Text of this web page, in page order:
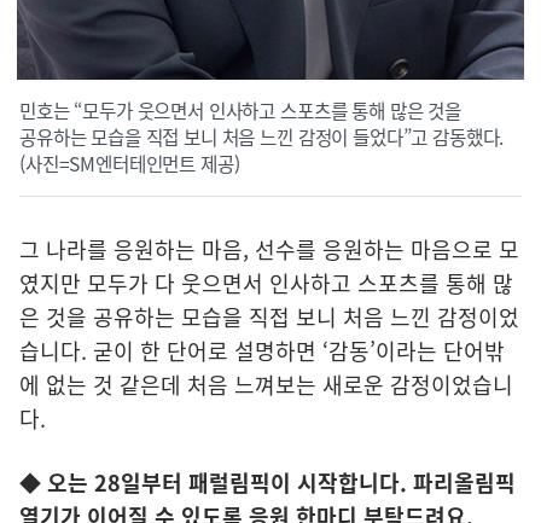
민호는 “모두가 웃으면서 인사하고 스포츠를 통해 많은 것을
공유하는 모습을 직접 보니 처음 느낀 감정이 들었다”고 감동했다.
(사진=SM엔터테인먼트 제공)
그 나라를 응원하는 마음, 선수를 응원하는 마음으로 모
였지만 모두가 다 웃으면서 인사하고 스포츠를 통해 많
은 것을 공유하는 모습을 직접 보니 처음 느낀 감정이었
습니다. 굳이 한 단어로 설명하면 ‘감동’이라는 단어밖
에 없는 것 같은데 처음 느껴보는 새로운 감정이었습니
다.
◆ 오는 28일부터 패럴림픽이 시작합니다. 파리올림픽
열기가 이어질 수 있도록 응원 한마디 부탁드려요.